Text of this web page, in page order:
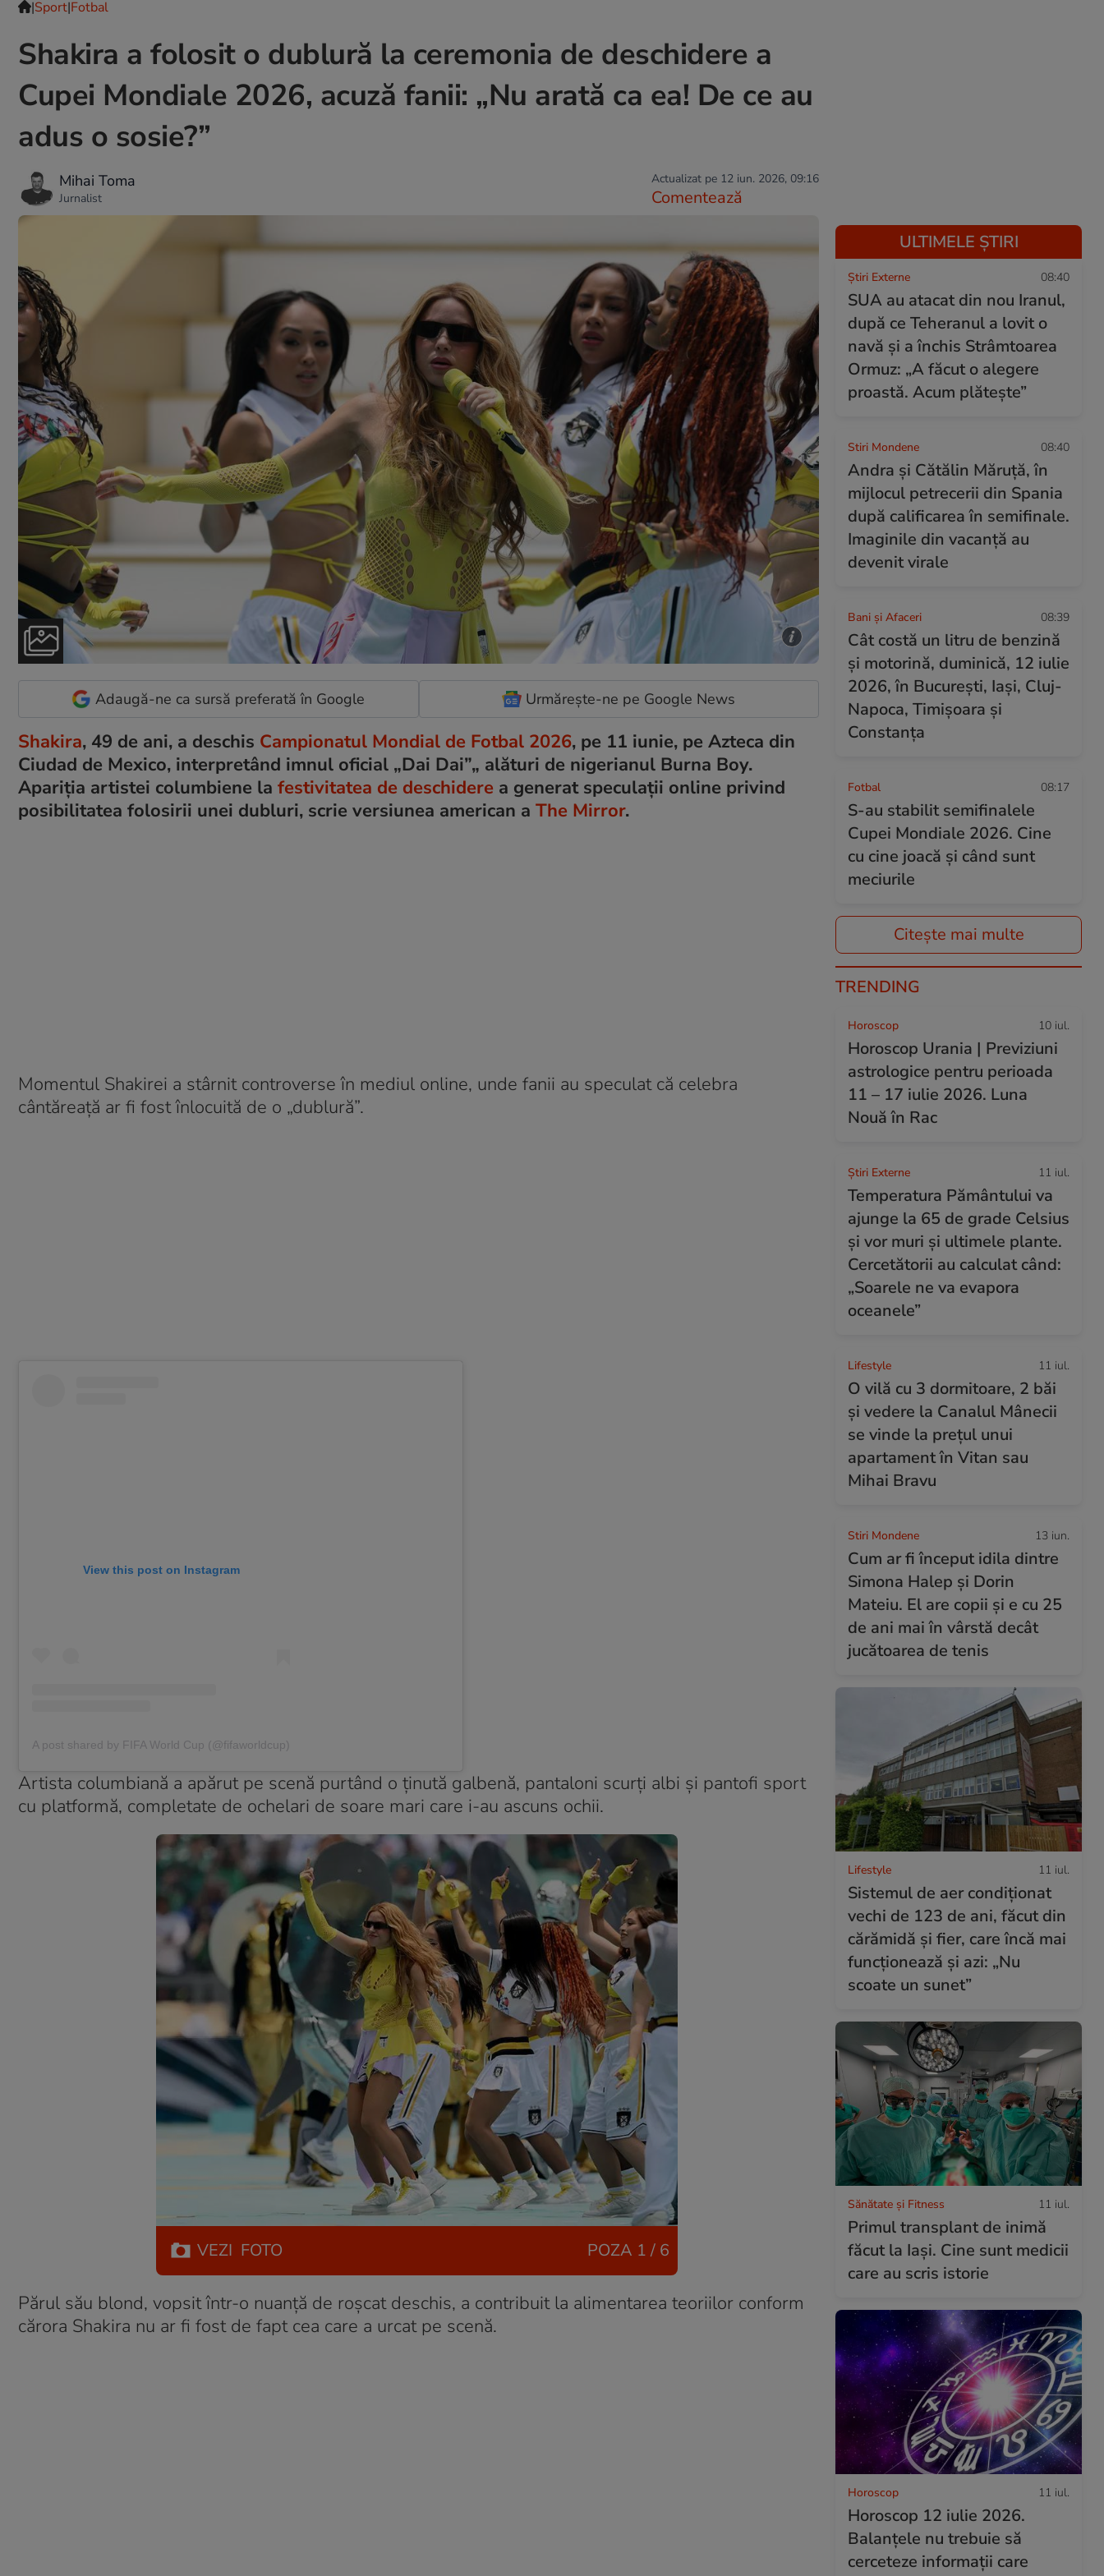
|Sport|Fotbal
Shakira a folosit o dublură la ceremonia de deschidere a
Cupei Mondiale 2026, acuză fanii: „Nu arată ca ea! De ce au
adus o sosie?”
Mihai Toma
Jurnalist
Actualizat pe 12 iun. 2026, 09:16
Comentează
Adaugă-ne ca sursă preferată în Google Urmărește-ne pe Google News
Shakira, 49 de ani, a deschis Campionatul Mondial de Fotbal 2026, pe 11 iunie, pe Azteca din
Ciudad de Mexico, interpretând imnul oficial „Dai Dai”„ alături de nigerianul Burna Boy.
Apariția artistei columbiene la festivitatea de deschidere a generat speculații online privind
posibilitatea folosirii unei dubluri, scrie versiunea american a The Mirror.
Momentul Shakirei a stârnit controverse în mediul online, unde fanii au speculat că celebra
cântăreață ar fi fost înlocuită de o „dublură”.
View this post on Instagram
A post shared by FIFA World Cup (@fifaworldcup)
Artista columbiană a apărut pe scenă purtând o ținută galbenă, pantaloni scurți albi și pantofi sport
cu platformă, completate de ochelari de soare mari care i-au ascuns ochii.
VEZI FOTO POZA 1 / 6
Părul său blond, vopsit într-o nuanță de roșcat deschis, a contribuit la alimentarea teoriilor conform
cărora Shakira nu ar fi fost de fapt cea care a urcat pe scenă.
ULTIMELE ȘTIRI
Știri Externe 08:40
SUA au atacat din nou Iranul,
după ce Teheranul a lovit o
navă și a închis Strâmtoarea
Ormuz: „A făcut o alegere
proastă. Acum plătește”
Stiri Mondene 08:40
Andra și Cătălin Măruță, în
mijlocul petrecerii din Spania
după calificarea în semifinale.
Imaginile din vacanță au
devenit virale
Bani și Afaceri 08:39
Cât costă un litru de benzină
și motorină, duminică, 12 iulie
2026, în București, Iași, Cluj-
Napoca, Timișoara și
Constanța
Fotbal 08:17
S-au stabilit semifinalele
Cupei Mondiale 2026. Cine
cu cine joacă și când sunt
meciurile
Citește mai multe
TRENDING
Horoscop 10 iul.
Horoscop Urania | Previziuni
astrologice pentru perioada
11 – 17 iulie 2026. Luna
Nouă în Rac
Știri Externe 11 iul.
Temperatura Pământului va
ajunge la 65 de grade Celsius
și vor muri și ultimele plante.
Cercetătorii au calculat când:
„Soarele ne va evapora
oceanele”
Lifestyle 11 iul.
O vilă cu 3 dormitoare, 2 băi
și vedere la Canalul Mânecii
se vinde la prețul unui
apartament în Vitan sau
Mihai Bravu
Stiri Mondene 13 iun.
Cum ar fi început idila dintre
Simona Halep și Dorin
Mateiu. El are copii și e cu 25
de ani mai în vârstă decât
jucătoarea de tenis
Lifestyle 11 iul.
Sistemul de aer condiționat
vechi de 123 de ani, făcut din
cărămidă și fier, care încă mai
funcționează și azi: „Nu
scoate un sunet”
Sănătate și Fitness 11 iul.
Primul transplant de inimă
făcut la Iași. Cine sunt medicii
care au scris istorie
Horoscop 11 iul.
Horoscop 12 iulie 2026.
Balanțele nu trebuie să
cerceteze informații care